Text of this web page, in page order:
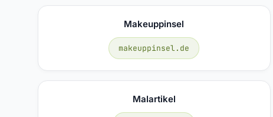
Makeuppinsel
makeuppinsel.de
Malartikel